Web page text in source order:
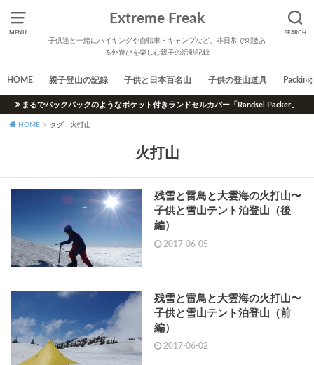
MENU SEARCH
Extreme Freak
子供達と一緒にハイキングや自転車・キャンプなど、非日常で刺激あ
る外遊びを楽しむ親子の活動記録
HOME 親子登山の記録 子供と日本百名山 子供の登山道具 Packing
まるでバックパックのようなポケット付きランドセルカバー「Randsel Packer」
HOME タグ : 火打山
火打山
残雪と雷鳥と大雲海の火打山〜
子供と雪山テント泊登山（後
編）
2017-06-05
残雪と雷鳥と大雲海の火打山〜
子供と雪山テント泊登山（前
編）
2017-06-02